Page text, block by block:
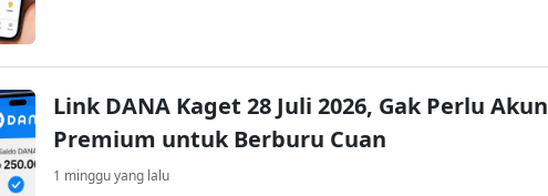
Link DANA Kaget 28 Juli 2026, Gak Perlu Akun
Premium untuk Berburu Cuan
1 minggu yang lalu